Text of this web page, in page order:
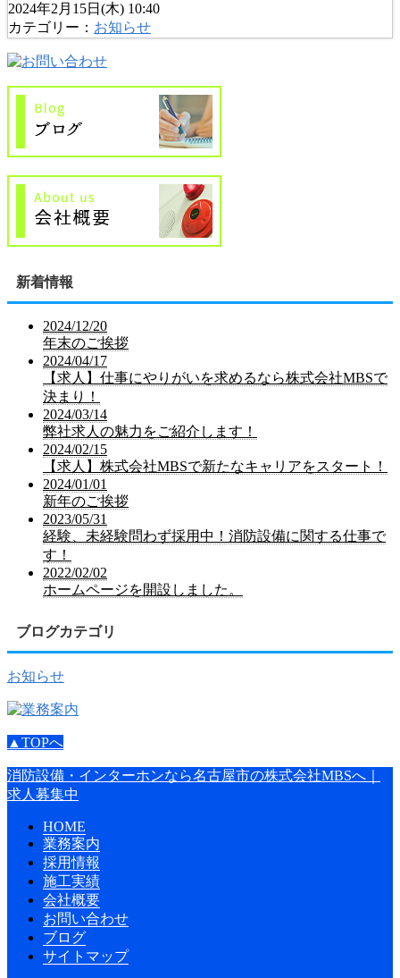
2024年2月15日(木) 10:40
カテゴリー： お知らせ
新着情報
2024/12/20
年末のご挨拶
2024/04/17
【求人】仕事にやりがいを求めるなら株式会社MBSで
決まり！
2024/03/14
弊社求人の魅力をご紹介します！
2024/02/15
【求人】株式会社MBSで新たなキャリアをスタート！
2024/01/01
新年のご挨拶
2023/05/31
経験、未経験問わず採用中！消防設備に関する仕事で
す！
2022/02/02
ホームページを開設しました。
ブログカテゴリ
お知らせ
▲TOPへ
消防設備・インターホンなら名古屋市の株式会社MBSへ｜
求人募集中
HOME
業務案内
採用情報
施工実績
会社概要
お問い合わせ
ブログ
サイトマップ